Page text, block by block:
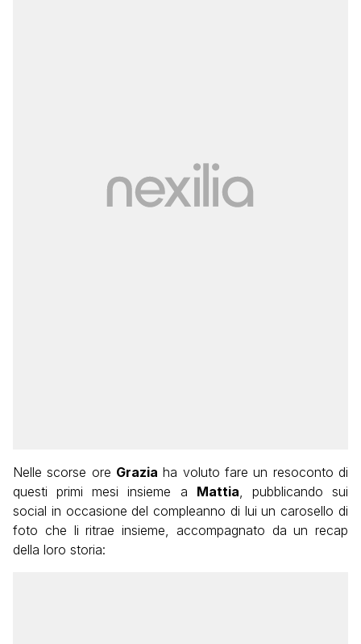
Nelle scorse ore Grazia ha voluto fare un resoconto di
questi primi mesi insieme a Mattia, pubblicando sui
social in occasione del compleanno di lui un carosello di
foto che li ritrae insieme, accompagnato da un recap
della loro storia: